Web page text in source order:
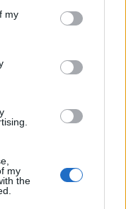
my
my
the
: crise
imminente